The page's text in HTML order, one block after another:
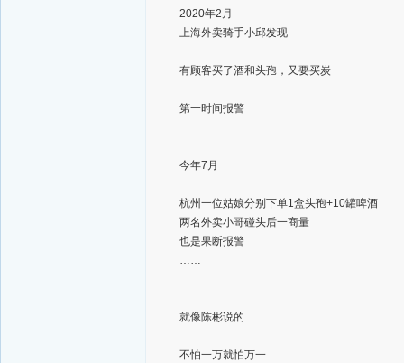
2020年2月
上海外卖骑手小邱发现
有顾客买了酒和头孢，又要买炭
第一时间报警
今年7月
杭州一位姑娘分别下单1盒头孢+10罐啤酒
两名外卖小哥碰头后一商量
也是果断报警
……
就像陈彬说的
不怕一万就怕万一